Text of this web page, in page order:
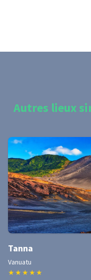
Autres lieux
Tanna
Vanuatu
★ ★ ★ ★ ★